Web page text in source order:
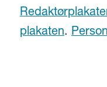
plakaten.